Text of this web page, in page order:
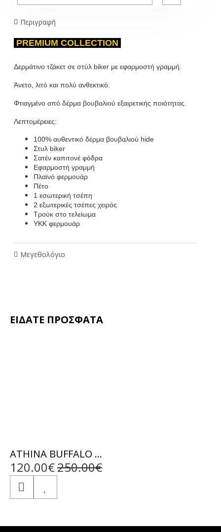
Περιγραφή
PREMIUM COLLECTION
Δερμάτινο τζάκετ σε στύλ biker με εφαρμοστή γραμμή
Άνετο, λιτό και πολύ ανθεκτικό.
Φτιαγμένο από δέρμα βουβαλιού εξαιρετικής ποιότητας.
Λεπτομέρειες:
100% αυθεντικό δέρμα βουβαλιού hide
Στυλ biker
Σατέν καπιτονέ φόδρα
Εφαρμοστή γραμμή
Πλαϊνό φερμουάρ
Πέτο
1 εσωτερική τσέπη
2 εξωτερικές τσέπες χειρός
Τρούκ στο τελείωμα
ΥΚΚ φερμουάρ
Μεγεθολόγιο
ΕΙΔΑΤΕ ΠΡΟΣΦΑΤΑ
ATHINA BUFFALO BLACK - ΑΥΘΕΝΤΙΚΟ ΓΥΝΑΙΚΕΙΟ ΜΑΥΡΟ ΔΕΡΜΑΤΙΝΟ ΜΠΟΥΦΑΝ
120.00€250.00€